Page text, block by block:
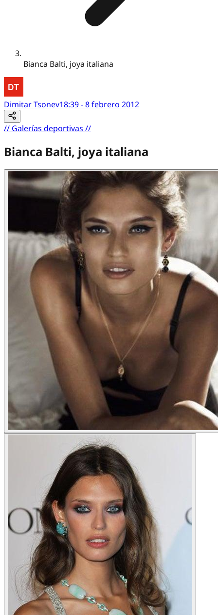
Bianca Balti, joya italiana
Dimitar Tsonev18:39 - 8 febrero 2012
// Galerías deportivas //
Bianca Balti, joya italiana